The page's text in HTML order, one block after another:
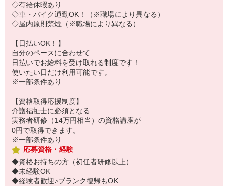
◇有給休暇あり
◇車・バイク通勤OK！（※職場により異なる）
◇屋内原則禁煙（※職場により異なる）
【日払いOK！】
自分のペースに合わせて
日払いでお給料を受け取れる制度です！
使いたい日だけ利用可能です。
※一部条件あり
【資格取得応援制度】
介護福祉士に必須となる
実務者研修（14万円相当）の資格講座が
0円で取得できます。
※一部条件あり
応募資格・経験
◆資格お持ちの方（初任者研修以上）
◆未経験OK
◆経験者歓迎♪ブランク復帰もOK